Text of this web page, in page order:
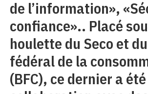
de l’information»,
confiance».. Placé
houlette du Seco et
fédéral de la
(BFC), ce dernier a